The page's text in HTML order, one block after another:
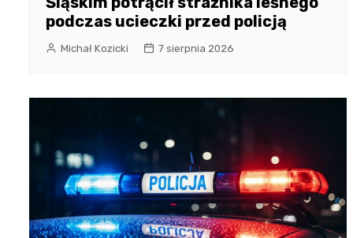
podczas ucieczki przed policją
Michał Kozicki 7 sierpnia 2026